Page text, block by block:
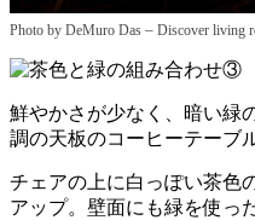
Photo by DeMuro Das – Discover living
鮮やかさが少なく、暗い緑
調の天板のコーヒーテーブ
チェアの上に白っぽい茶色
アップ。壁面にも緑を使っ